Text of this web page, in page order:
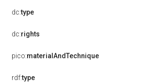
dc:type
dc:rights
pico:materialAndTechnique
rdf:type